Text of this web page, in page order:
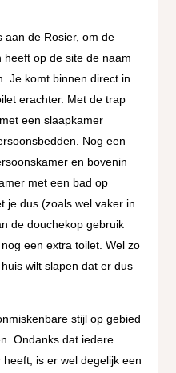
aan de Rosier, om de
heeft op de site de naam
Je komt binnen direct in
erachter. Met de trap
een slaapkamer
Nog een
en bovenin
met een bad op
je dus (zoals wel vaker in
de douchekop gebruik
een extra toilet. Wel zo
wilt slapen dat er dus
stijl op gebied
Ondanks dat iedere
is er wel degelijk een